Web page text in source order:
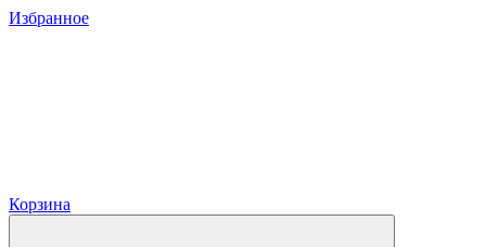
Избранное
Корзина